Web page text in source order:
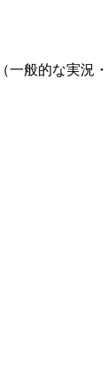
般的な実況